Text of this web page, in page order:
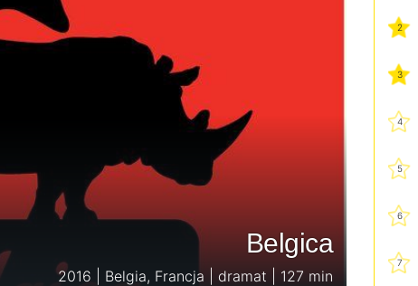
Belgica
2016 | Belgia, Francja | dramat | 127 min
2
3
4
5
6
7